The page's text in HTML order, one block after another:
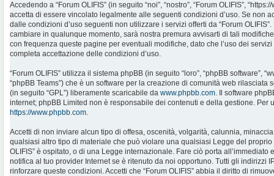
Accedendo a “Forum OLIFIS” (in seguito “noi”, “nostro”, “Forum OLIFIS”,
accetta di essere vincolato legalmente alle seguenti condizioni d’uso. Se non
dalle condizioni d’uso seguenti non utilizzare i servizi offerti da “Forum
cambiare in qualunque momento, sarà nostra premura avvisarti di tali
con frequenza queste pagine per eventuali modifiche, dato che l’uso dei servizi
completa accettazione delle condizioni d’uso.
“Forum OLIFIS” utilizza il sistema phpBB (in seguito “loro”, “phpBB software”,
“phpBB Teams”) che è un software per la creazione di comunità web rilasciata
(in seguito “GPL”) liberamente scaricabile da www.phpbb.com. Il software
internet; phpBB Limited non è responsabile dei contenuti e della gestione. Per
https://www.phpbb.com.
Accetti di non inviare alcun tipo di offesa, oscenità, volgarità, calunnia,
qualsiasi altro tipo di materiale che può violare una qualsiasi Legge del proprio
OLIFIS” è ospitato, o di una Legge internazionale. Fare ciò porta
notifica al tuo provider Internet se è ritenuto da noi opportuno. Tutti gli indirizzi
rinforzare queste condizioni. Accetti che “Forum OLIFIS” abbia il diritto di